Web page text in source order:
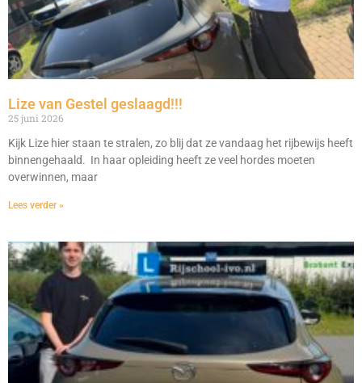
Lize van Gestel geslaagd!!!
25 juni 2026
Kijk Lize hier staan te stralen, zo blij dat ze vandaag het rijbewijs heeft
binnengehaald. In haar opleiding heeft ze veel hordes moeten
overwinnen, maar
Lees verder »